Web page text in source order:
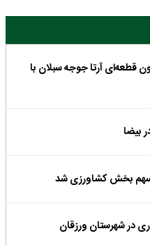
از واحد جوجه‌کشی ۴۸ میلیون قطعه‌ای آرتا جوجه سبلان با
بیضا